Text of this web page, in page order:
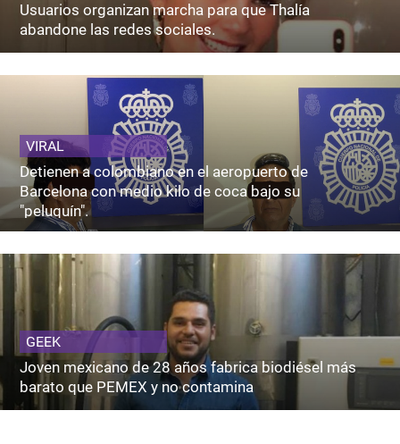
Usuarios organizan marcha para que Thalía
abandone las redes sociales.
VIRAL
Detienen a colombiano en el aeropuerto de
Barcelona con medio kilo de coca bajo su
"peluquín".
GEEK
Joven mexicano de 28 años fabrica biodiésel más
barato que PEMEX y no contamina